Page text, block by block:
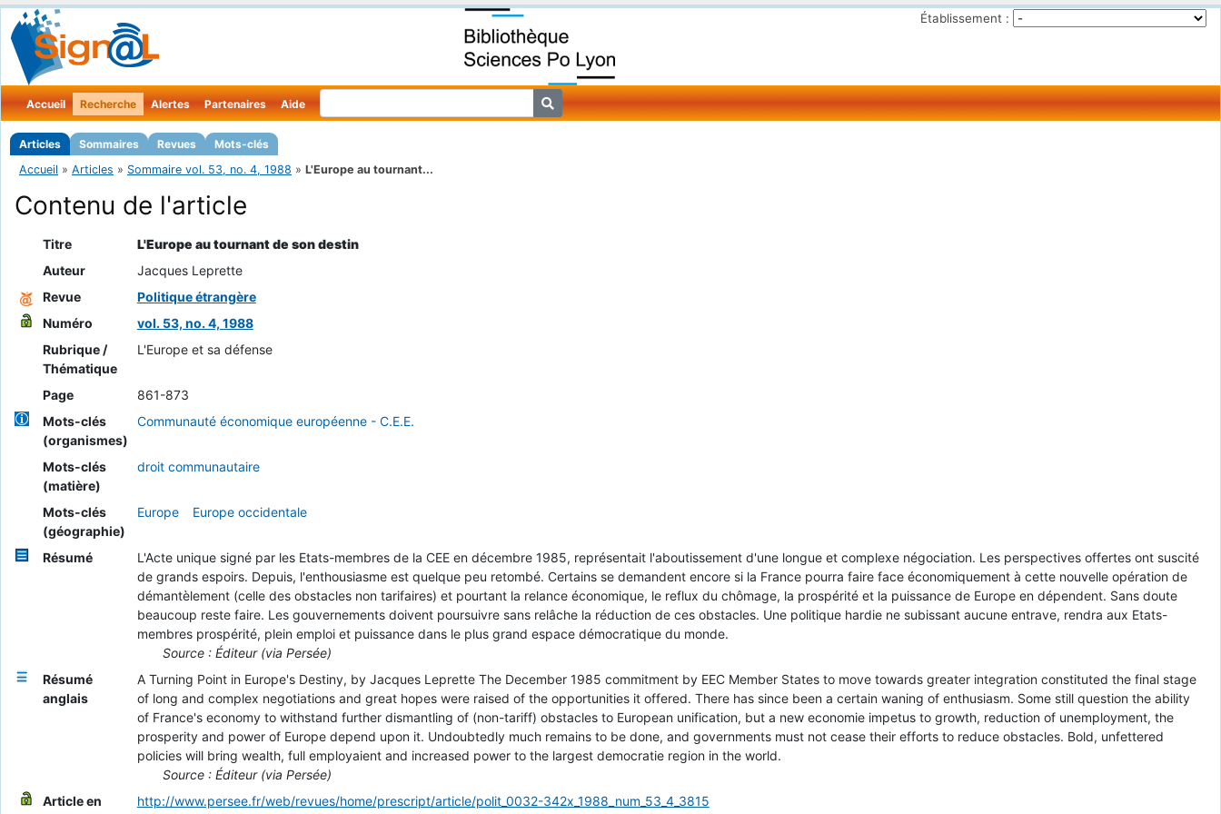
Établissement :
Accueil Recherche
Articles Sommaires Revues Mots-clés
Alertes Partenaires Aide
Accueil » Articles » Sommaire vol. 53, no. 4, 1988 » L'Europe au tournant...
Contenu de l'article
Titre
L'Europe au tournant de son destin
Auteur
Jacques Leprette
Revue
Politique étrangère
Numéro
vol. 53, no. 4, 1988
Rubrique /
Thématique
L'Europe et sa défense
Page
861-873
Mots-clés
(organismes)
Communauté économique européenne - C.E.E.
Mots-clés
(matière)
droit communautaire
Mots-clés
(géographie)
Europe Europe occidentale
Résumé
L'Acte unique signé par les Etats-membres de la CEE en décembre 1985, représentait l'aboutissement d'une longue et complexe négociation. Les perspectives offertes ont suscité
de grands espoirs. Depuis, l'enthousiasme est quelque peu retombé. Certains se demandent encore si la France pourra faire face économiquement à cette nouvelle opération de
démantèlement (celle des obstacles non tarifaires) et pourtant la relance économique, le reflux du chômage, la prospérité et la puissance de Europe en dépendent. Sans doute
beaucoup reste faire. Les gouvernements doivent poursuivre sans relâche la réduction de ces obstacles. Une politique hardie ne subissant aucune entrave, rendra aux Etats-
membres prospérité, plein emploi et puissance dans le plus grand espace démocratique du monde.
Source : Éditeur (via Persée)
Résumé
anglais
A Turning Point in Europe's Destiny, by Jacques Leprette The December 1985 commitment by EEC Member States to move towards greater integration constituted the final stage
of long and complex negotiations and great hopes were raised of the opportunities it offered. There has since been a certain waning of enthusiasm. Some still question the ability
of France's economy to withstand further dismantling of (non-tariff) obstacles to European unification, but a new economie impetus to growth, reduction of unemployment, the
prosperity and power of Europe depend upon it. Undoubtedly much remains to be done, and governments must not cease their efforts to reduce obstacles. Bold, unfettered
policies will bring wealth, full employaient and increased power to the largest democratie region in the world.
Source : Éditeur (via Persée)
Article en
http://www.persee.fr/web/revues/home/prescript/article/polit_0032-342x_1988_num_53_4_3815